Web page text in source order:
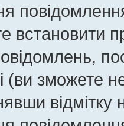
встановити
(ви зможете
відмітку